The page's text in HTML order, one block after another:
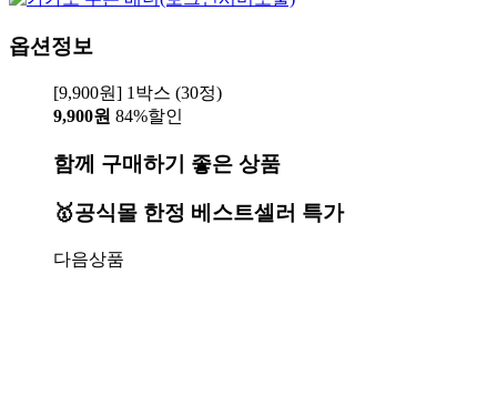
옵션정보
[9,900원] 1박스 (30정)
9,900원 84%할인
함께 구매하기 좋은 상품
🥇공식몰 한정 베스트셀러 특가
다음상품